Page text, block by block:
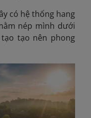
có hệ thống hang
nép mình dưới
tạo nên phong